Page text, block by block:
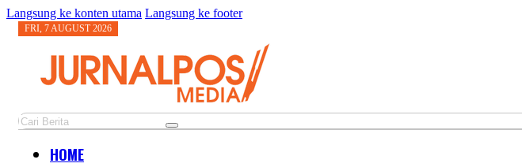
Langsung ke konten utama Langsung ke footer
FRI, 7 AUGUST 2026
Cari
HOME